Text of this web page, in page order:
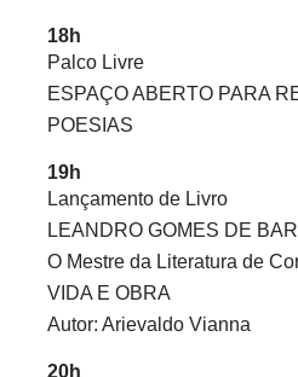
18h
Palco Livre
ESPAÇO ABERTO PARA
POESIAS
19h
Lançamento de Livro
LEANDRO GOMES DE
O Mestre da Literatura de
VIDA E OBRA
Autor: Arievaldo Vianna
20h